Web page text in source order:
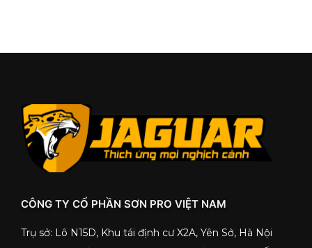
CÔNG TY CỔ PHẦN SƠN PRO VIỆT NAM
Trụ sở: Lô N15D, Khu tái định cư X2A, Yên Sở, Hà Nội